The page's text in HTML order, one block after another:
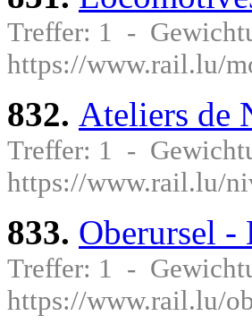
Treffer: 1 -
https://www.rail.lu/
832. Ateliers de
Treffer: 1 -
https://www.rail.lu/
833. Oberursel
Treffer: 1 -
https://www.rail.lu/